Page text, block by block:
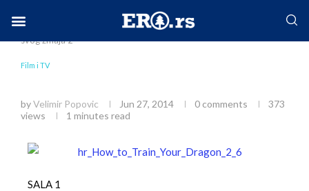
Home Film i TV
svog zmaja 2
Film i TV
byVelimir Popovic Jun 27, 2014 0 comments
373
views
1 minutes read
SALA 1